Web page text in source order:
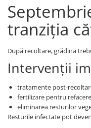
tranziția
După recoltare, grădina
Intervenții
tratamente post-
fertilizare pentru
eliminarea resturilor
Resturile infectate pot